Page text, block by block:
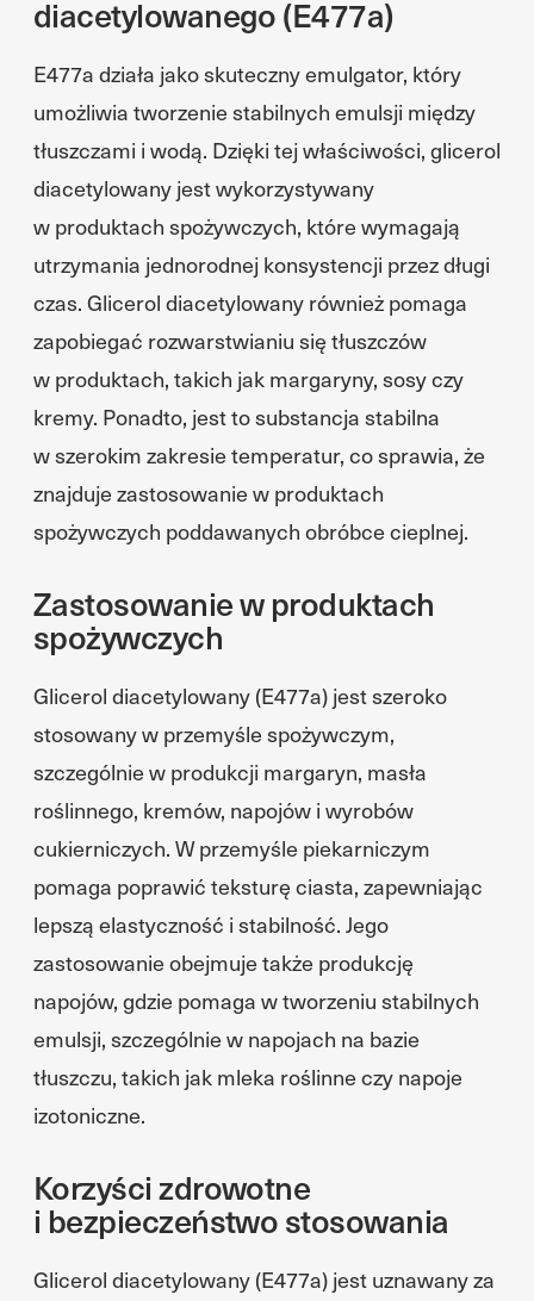
diacetylowanego (E477a)
E477a działa jako skuteczny emulgator, który
umożliwia tworzenie stabilnych emulsji między
tłuszczami i wodą. Dzięki tej właściwości, glicerol
diacetylowany jest wykorzystywany
w produktach spożywczych, które wymagają
utrzymania jednorodnej konsystencji przez długi
czas. Glicerol diacetylowany również pomaga
zapobiegać rozwarstwianiu się tłuszczów
w produktach, takich jak margaryny, sosy czy
kremy. Ponadto, jest to substancja stabilna
w szerokim zakresie temperatur, co sprawia, że
znajduje zastosowanie w produktach
spożywczych poddawanych obróbce cieplnej.
Zastosowanie w produktach
spożywczych
Glicerol diacetylowany (E477a) jest szeroko
stosowany w przemyśle spożywczym,
szczególnie w produkcji margaryn, masła
roślinnego, kremów, napojów i wyrobów
cukierniczych. W przemyśle piekarniczym
pomaga poprawić teksturę ciasta, zapewniając
lepszą elastyczność i stabilność. Jego
zastosowanie obejmuje także produkcję
napojów, gdzie pomaga w tworzeniu stabilnych
emulsji, szczególnie w napojach na bazie
tłuszczu, takich jak mleka roślinne czy napoje
izotoniczne.
Korzyści zdrowotne
i bezpieczeństwo stosowania
Glicerol diacetylowany (E477a) jest uznawany za